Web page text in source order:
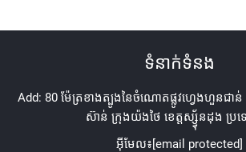
ទំនាក់ទំនង
Add: 80 ម៉ែត្រខាងត្បូងនៃចំណោតផ្លូវហ្វេងហួនជា
ស៊ាន់ ក្រុងយ៉ងថៃ ខេត្តស្ស៊្វ័នដុង ប្រ
អ៊ីមែល៖[email protected]